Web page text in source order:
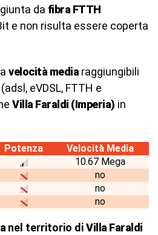
da fibra FTTH
e non risulta essere coperta
velocità media raggiungibili
eVDSL, FTTH e
Villa Faraldi (Imperia) in
Potenza
Velocità Media
10.67 Mega
no
no
no
nel territorio diVilla Faraldi